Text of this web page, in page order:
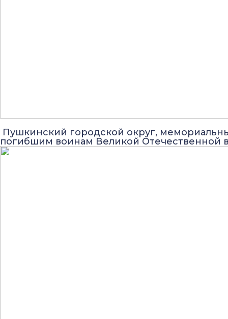
Пушкинский городской округ,
погибшим воинам Великой Отечественной